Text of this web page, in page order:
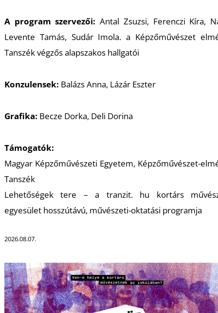
A program szervezői: Antal Zsuzsi, Ferenczi Kíra,
Levente Tamás, Sudár Imola. a Képzőművészet
Tanszék végzős alapszakos hallgatói
Konzulensek: Balázs Anna, Lázár Eszter
Grafika: Becze Dorka, Deli Dorina
Támogatók:
Magyar Képzőművészeti Egyetem, Képzőművészet-
Tanszék
Lehetőségek tere – a tranzit. hu kortárs
egyesület hosszútávú, művészeti-oktatási programja
2026.08.07.